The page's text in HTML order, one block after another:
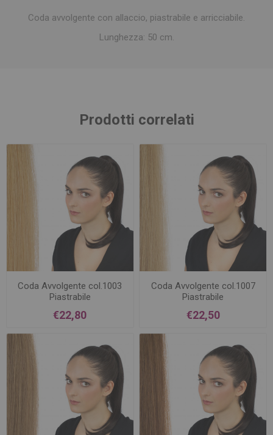
Coda avvolgente con allaccio, piastrabile e arricciabile.
Lunghezza: 50 cm.
Prodotti correlati
Coda Avvolgente col.1003
Piastrabile
€22,80
Coda Avvolgente col.1007
Piastrabile
€22,50